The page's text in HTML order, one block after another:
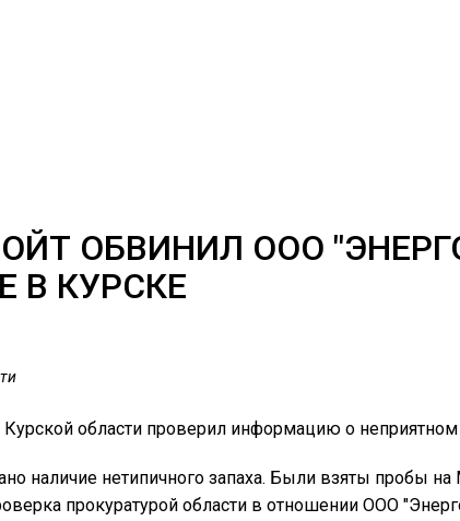
ОБВИНИЛ ООО
В КУРСКЕ
области проверил информацию о неприятном
наличие нетипичного запаха. Были взяты пробы
прокуратурой области в отношении ООО